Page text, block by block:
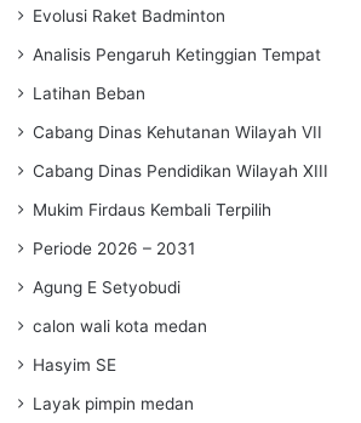
Evolusi Raket Badminton
Analisis Pengaruh Ketinggian Tempat
Latihan Beban
Cabang Dinas Kehutanan Wilayah VII
Cabang Dinas Pendidikan Wilayah XIII
Mukim Firdaus Kembali Terpilih
Periode 2026 – 2031
Agung E Setyobudi
calon wali kota medan
Hasyim SE
Layak pimpin medan